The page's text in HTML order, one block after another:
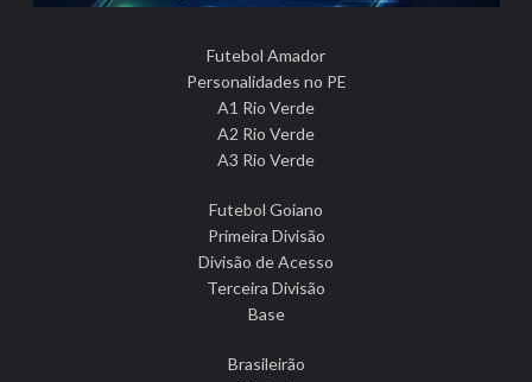
Futebol Amador
Personalidades no PE
A1 Rio Verde
A2 Rio Verde
A3 Rio Verde
Futebol Goiano
Primeira Divisão
Divisão de Acesso
Terceira Divisão
Base
Brasileirão